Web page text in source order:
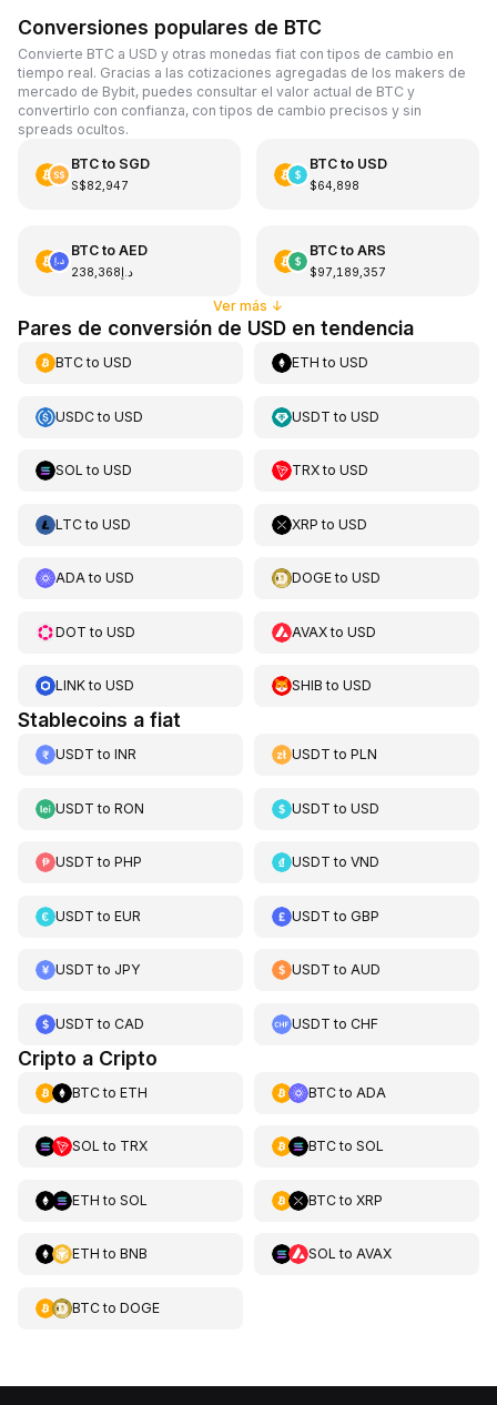
Conversiones populares de BTC
Convierte BTC a USD y otras monedas fiat con tipos de cambio en
tiempo real. Gracias a las cotizaciones agregadas de los makers de
mercado de Bybit, puedes consultar el valor actual de BTC y
convertirlo con confianza, con tipos de cambio precisos y sin
spreads ocultos.
BTCto SGD
S$82,947
BTCto USD
$64,898
BTCto AED
د.إ238,368
BTCto ARS
$97,189,357
Ver más ↓
Pares de conversión de USD en tendencia
BTCto USD ETH toUSD
USDCto USD USDT toUSD
SOL to USD TRXtoUSD
LTCto USD XRP toUSD
ADAto USD DOGEtoUSD
DOT to USD AVAXtoUSD
LINKto USD SHIB toUSD
Stablecoins a fiat
USDT to INR USDT toPLN
USDT to RON USDT toUSD
USDT to PHP USDT toVND
USDT to EUR USDT toGBP
USDT to JPY USDT toAUD
USDT to CAD USDT toCHF
Cripto a Cripto
BTCto ETH BTCto ADA
SOL to TRX BTCto SOL
ETH to SOL BTCto XRP
ETH to BNB SOL to AVAX
BTCto DOGE